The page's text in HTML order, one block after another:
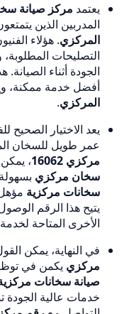
يعتمد مركز صيانة
المدربين الذين
المركزي. هؤلاء
التصليحات المطلوبة،
الجودة أثناء
أفضل خدمة ممكنة،
المركزي.
يعد الاختيار
عمر طويل للسخان
مركزي 16062
،
سخان مركزي
سخانات مركزية
يتيح هذا الرقم
الأخرى المتاحة
في النهاية، يمكن
مركزي يكمن في
صيانة سخانات
خدمات عالية الجودة